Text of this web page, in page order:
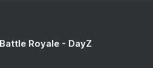
Royale - DayZ